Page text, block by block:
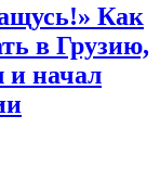
Как
в Грузию,
и начал